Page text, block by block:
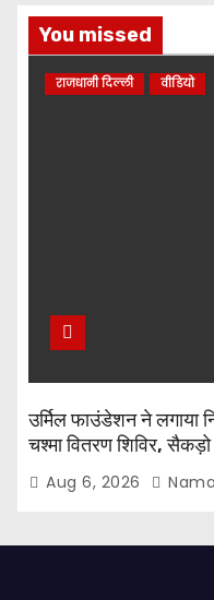
You missed
राजधानी दिल्ली वीडियो
उर्मिल फाउंडेशन ने लगाया
चश्मा वितरण शिविर, सैकड़ो
Aug 6, 2026